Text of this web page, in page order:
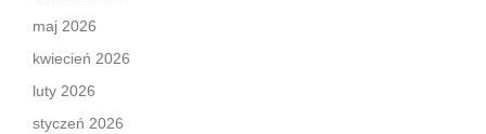
maj 2026
kwiecień 2026
luty 2026
styczeń 2026